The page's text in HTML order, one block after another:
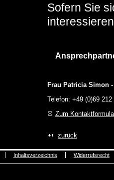
Sofern Sie
Frau Patricia Simon
Telefon: +49 (0)69 212
Zum
zurück
Inhaltsverzeichnis Widerrufsrecht